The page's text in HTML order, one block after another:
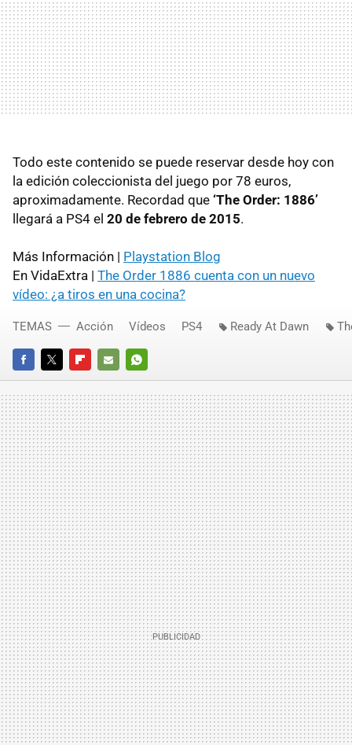
Todo este contenido se puede reservar desde hoy con
la edición coleccionista del juego por 78 euros,
aproximadamente. Recordad que ‘The Order: 1886’
llegará a PS4 el 20 de febrero de 2015.
Más Información | Playstation Blog
En VidaExtra | The Order 1886 cuenta con un nuevo
vídeo: ¿a tiros en una cocina?
FACEBOOKTWITTERFLIPBOARD
E-
MAIL
WHATSAPP
TEMAS Acción Vídeos PS4 Ready At Dawn